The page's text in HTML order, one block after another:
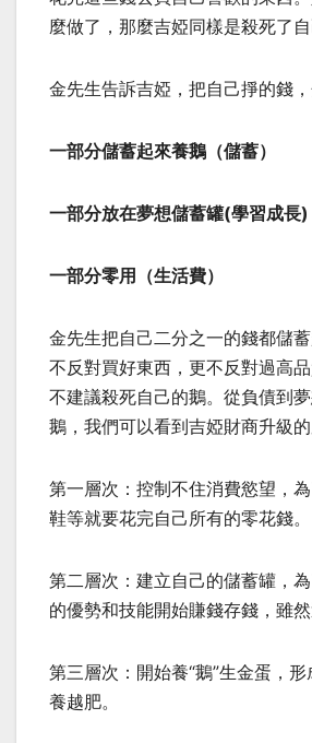
麼做了，那麼吉婭同樣是殺死了自
金先生告訴吉婭，把自己掙的錢，
一部分儲蓄起來養鵝（儲蓄）
一部分放在夢想儲蓄罐(學習成長)
一部分零用（生活費）
金先生把自己二分之一的錢都儲
不反對買好東西，更不反對過高
不建議殺死自己的鵝。從負債到
鵝，我們可以看到吉婭財商升級的
第一層次：控制不住消費慾望，為
鞋等就要花完自己所有的零花錢。
第二層次：建立自己的儲蓄罐，
的優勢和技能開始賺錢存錢，雖
第三層次：開始養“鵝”生金蛋，
養越肥。